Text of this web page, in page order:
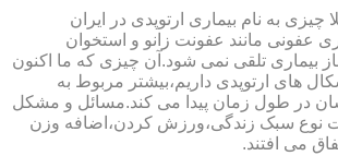
به نام بیماری ارتوپدی در ایران
عفونی مانند عفونت زانو و استخوان
بیماری تلقی نمی شود.آن چیزی که ما اکنون
های ارتوپدی داریم،بیشتر مربوط به
در طول زمان پیدا می کند.مسائل و مشکل
نوع سبک زندگی،ورزش کردن،اضافه وزن
می افتند.